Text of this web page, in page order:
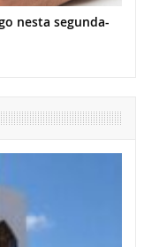
nesta segunda-